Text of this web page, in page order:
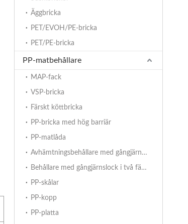
Äggbricka
PET/EVOH/PE-bricka
PET/PE-bricka
PP-matbehållare
MAP-fack
VSP-bricka
Färskt köttbricka
PP-bricka med hög barriär
PP-matlåda
Avhämtningsbehållare med gångjärnslock
Behållare med gångjärnslock i två färger
PP-skålar
PP-kopp
PP-platta